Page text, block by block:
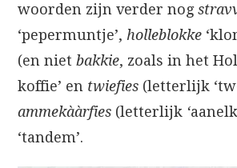
woorden zijn verder nog
‘pepermuntje’, holleblokke
(en nietbakkie, zoals in het
koffie’ en twiefies (letterlijk
ammekààrfies (letterlijk ‘
‘tandem’.